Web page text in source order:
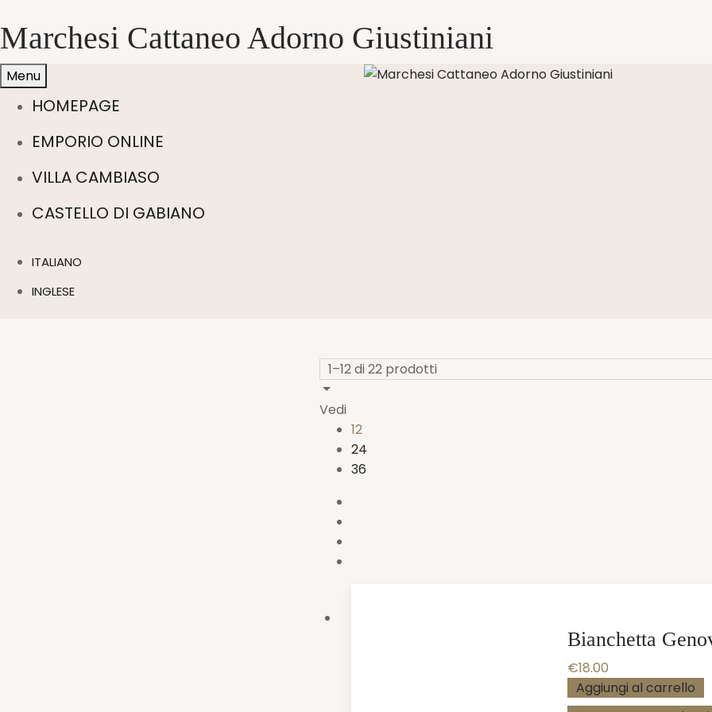
Marchesi Cattaneo Adorno Giustiniani
Menu
HOMEPAGE
EMPORIO ONLINE
VILLA CAMBIASO
CASTELLO DI GABIANO
ITALIANO
INGLESE
1–12 di 22 prodotti
Vedi
12
24
36
Bianchetta
€18.00
Aggiungi al carrello